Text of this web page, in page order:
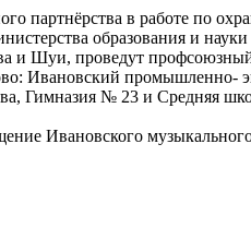
партнёрства в работе по
образования и
и Шуи, проведут
Ивановский
Гимназия № 23 и Средняя
Ивановского